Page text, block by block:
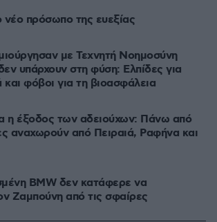
νέο πρόσωπο της ευεξίας
με Τεχνητή Νοημοσύνη
υπάρχουν στη φύση: Ελπίδες για
φόβοι για τη βιοασφάλεια
η έξοδος των αδειούχων: Πάνω από
αναχωρούν από Πειραιά, Ραφήνα και
BMW δεν κατάφερε να
Ζαμπούνη από τις σφαίρες